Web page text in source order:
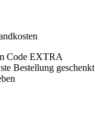
Code EXTRA
Bestellung geschenkt